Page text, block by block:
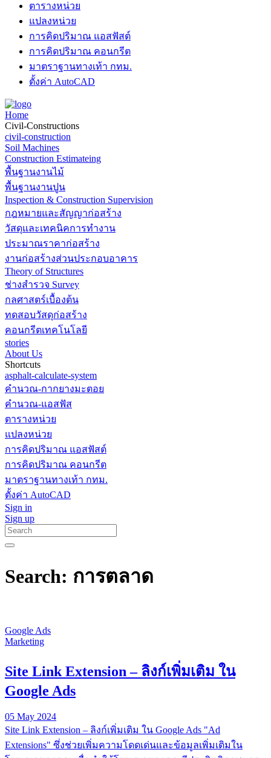
ตารางหน่วย
แปลงหน่วย
การคิดปริมาณ แอสฟัสต์
การคิดปริมาณ คอนกรีต
มาตราฐานทางเท้า กทม.
ตั้งค่า AutoCAD
Home
Civil-Constructions
civil-construction
Soil Machines
Construction Estimateing
พื้นฐานงานไม้
พื้นฐานงานปูน
Inspection & Construction Supervision
กฎหมายและสัญญาก่อสร้าง
วัสดุและเทคนิคการทำงาน
ประมาณราคาก่อสร้าง
งานก่อสร้างส่วนประกอบอาคาร
Theory of Structures
ช่างสำรวจ Survey
กลศาสตร์เบื้องต้น
ทดสอบวัสดุก่อสร้าง
คอนกรีตเทคโนโลยี
stories
About Us
Shortcuts
asphalt-calculate-system
คำนวณ-กากยางมะตอย
คำนวณ-แอสฟัส
ตารางหน่วย
แปลงหน่วย
การคิดปริมาณ แอสฟัสต์
การคิดปริมาณ คอนกรีต
มาตราฐานทางเท้า กทม.
ตั้งค่า AutoCAD
Sign in
Sign up
Search: การตลาด
Google Ads
Marketing
Site Link Extension – ลิงก์เพิ่มเติม ใน
Google Ads
05 May 2024
Site Link Extension – ลิงก์เพิ่มเติม ใน Google Ads "Ad
Extensions" ซึ่งช่วยเพิ่มความโดดเด่นและข้อมูลเพิ่มเติมใน